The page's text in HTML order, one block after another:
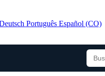
Português Español (CO)